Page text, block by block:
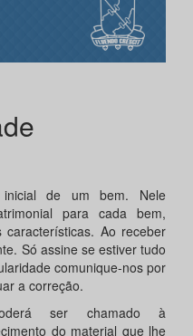
de um bem. Nele
para cada bem,
Ao receber
Só assine se estiver tudo
comunique-nos por
a correção.
ser chamado à
do material que lhe